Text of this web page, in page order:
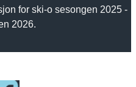
for ski-o sesongen 2025 -
2026.